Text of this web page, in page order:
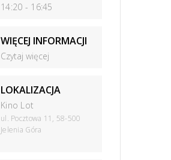
14:20 - 16:45
WIĘCEJ INFORMACJI
Czytaj więcej
LOKALIZACJA
Kino Lot
ul. Pocztowa 11, 58-500
Jelenia Góra